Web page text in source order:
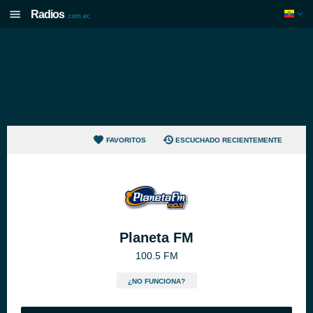
Radios .com.ec
FAVORITOS ESCUCHADO RECIENTEMENTE
Planeta FM
100.5 FM
¿NO FUNCIONA?